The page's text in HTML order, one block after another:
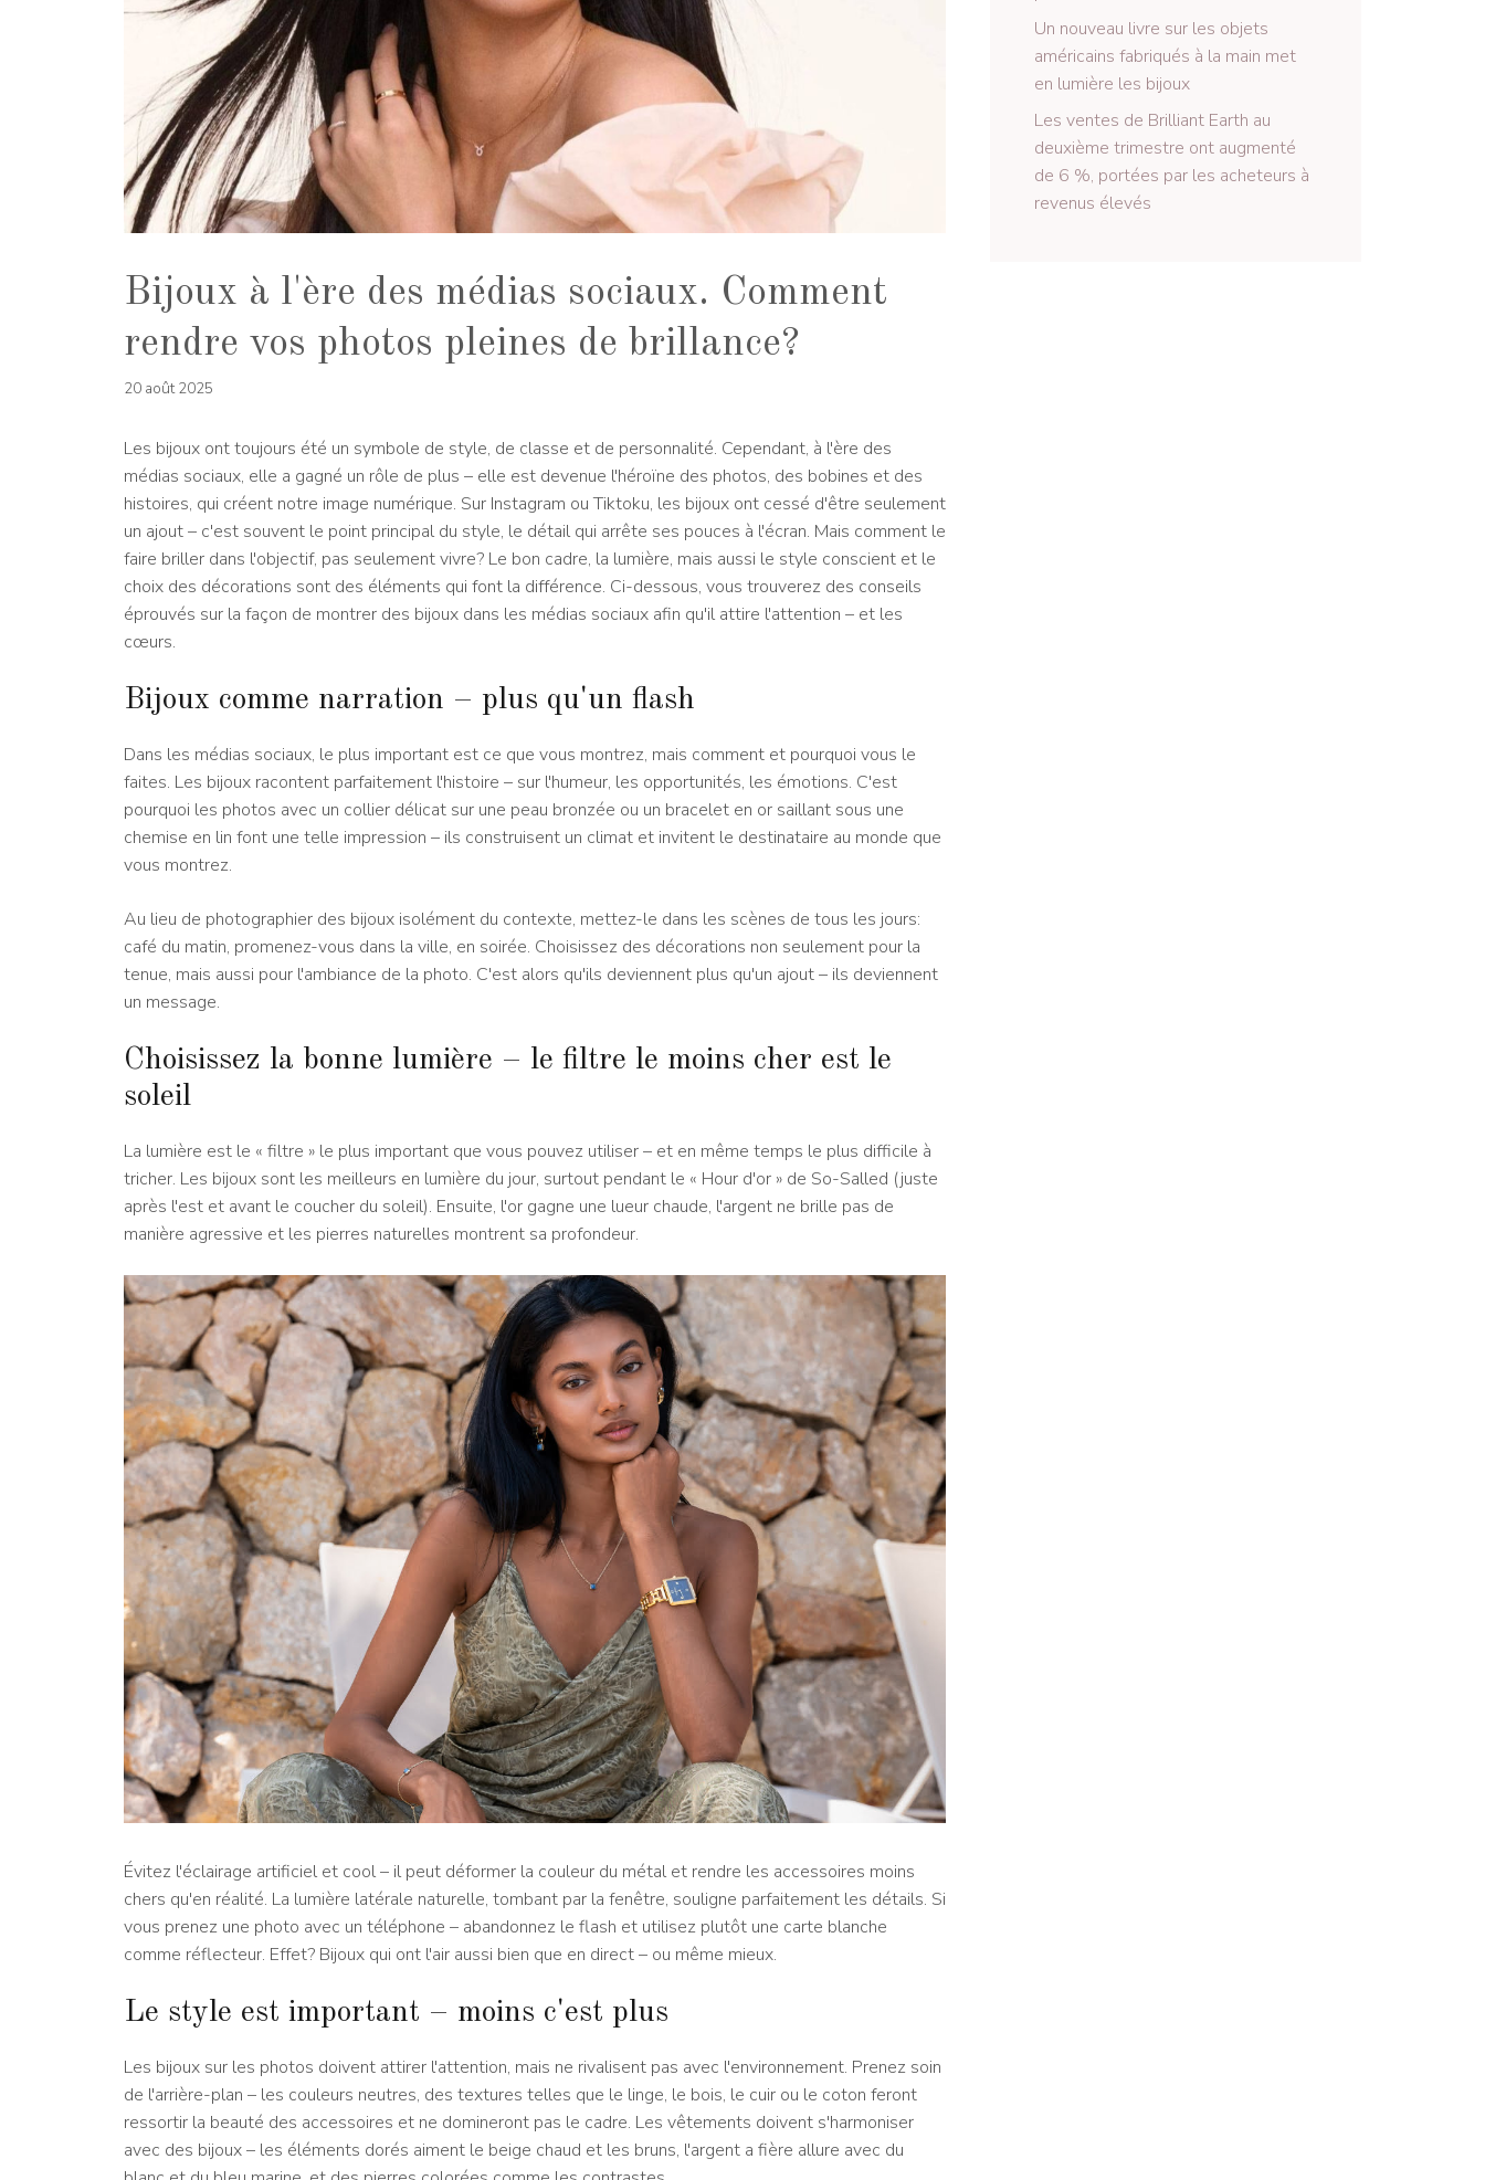
Bijoux à l'ère des médias sociaux. Comment
rendre vos photos pleines de brillance?
20 août 2025
Les bijoux ont toujours été un symbole de style, de classe et de personnalité. Cependant, à l'ère des
médias sociaux, elle a gagné un rôle de plus – elle est devenue l'héroïne des photos, des bobines et des
histoires, qui créent notre image numérique. Sur Instagram ou Tiktoku, les bijoux ont cessé d'être seulement
un ajout – c'est souvent le point principal du style, le détail qui arrête ses pouces à l'écran. Mais comment le
faire briller dans l'objectif, pas seulement vivre? Le bon cadre, la lumière, mais aussi le style conscient et le
choix des décorations sont des éléments qui font la différence. Ci-dessous, vous trouverez des conseils
éprouvés sur la façon de montrer des bijoux dans les médias sociaux afin qu'il attire l'attention – et les
cœurs.
Bijoux comme narration – plus qu'un flash
Dans les médias sociaux, le plus important est ce que vous montrez, mais comment et pourquoi vous le
faites. Les bijoux racontent parfaitement l'histoire – sur l'humeur, les opportunités, les émotions. C'est
pourquoi les photos avec un collier délicat sur une peau bronzée ou un bracelet en or saillant sous une
chemise en lin font une telle impression – ils construisent un climat et invitent le destinataire au monde que
vous montrez.
Au lieu de photographier des bijoux isolément du contexte, mettez-le dans les scènes de tous les jours:
café du matin, promenez-vous dans la ville, en soirée. Choisissez des décorations non seulement pour la
tenue, mais aussi pour l'ambiance de la photo. C'est alors qu'ils deviennent plus qu'un ajout – ils deviennent
un message.
Choisissez la bonne lumière – le filtre le moins cher est le
soleil
La lumière est le « filtre » le plus important que vous pouvez utiliser – et en même temps le plus difficile à
tricher. Les bijoux sont les meilleurs en lumière du jour, surtout pendant le « Hour d'or » de So-Salled (juste
après l'est et avant le coucher du soleil). Ensuite, l'or gagne une lueur chaude, l'argent ne brille pas de
manière agressive et les pierres naturelles montrent sa profondeur.
Évitez l'éclairage artificiel et cool – il peut déformer la couleur du métal et rendre les accessoires moins
chers qu'en réalité. La lumière latérale naturelle, tombant par la fenêtre, souligne parfaitement les détails. Si
vous prenez une photo avec un téléphone – abandonnez le flash et utilisez plutôt une carte blanche
comme réflecteur. Effet? Bijoux qui ont l'air aussi bien que en direct – ou même mieux.
Le style est important – moins c'est plus
Les bijoux sur les photos doivent attirer l'attention, mais ne rivalisent pas avec l'environnement. Prenez soin
de l'arrière-plan – les couleurs neutres, des textures telles que le linge, le bois, le cuir ou le coton feront
ressortir la beauté des accessoires et ne domineront pas le cadre. Les vêtements doivent s'harmoniser
avec des bijoux – les éléments dorés aiment le beige chaud et les bruns, l'argent a fière allure avec du
Un nouveau livre sur les objets
américains fabriqués à la main met
en lumière les bijoux
Les ventes de Brilliant Earth au
deuxième trimestre ont augmenté
de 6 %, portées par les acheteurs à
revenus élevés